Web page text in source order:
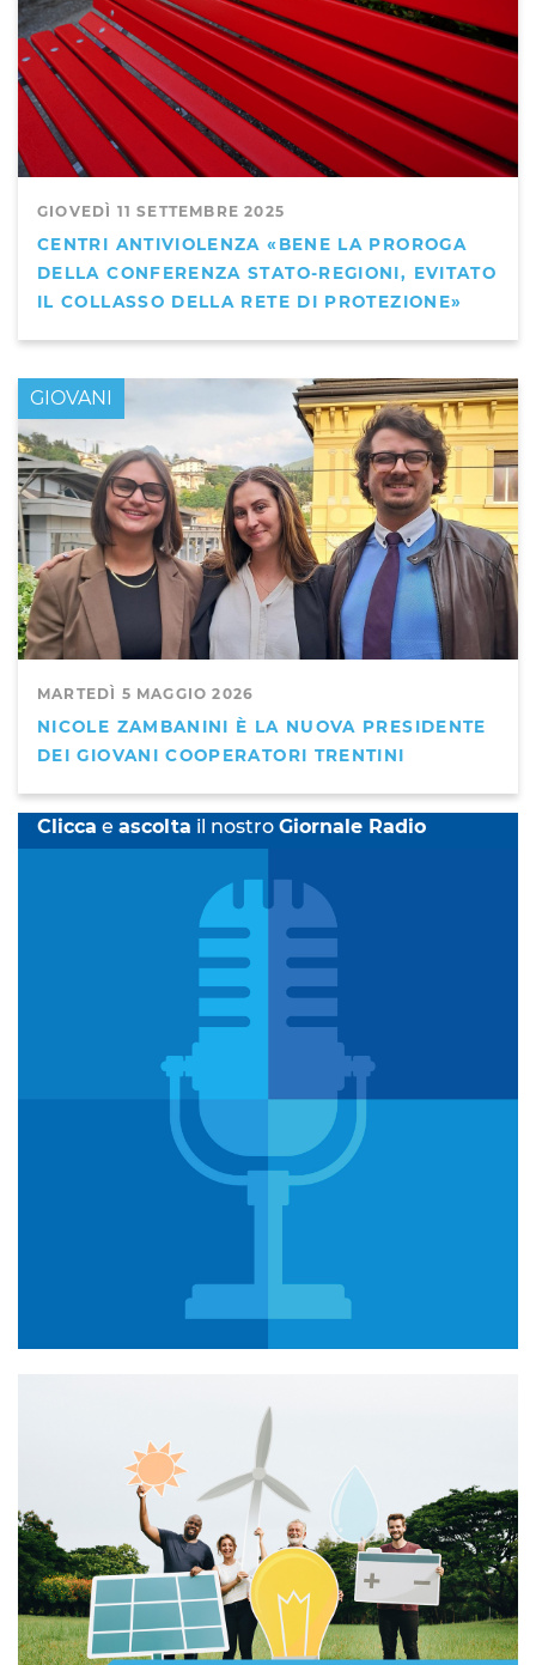
GIOVEDÌ 11 SETTEMBRE 2025
CENTRI ANTIVIOLENZA «BENE LA PROROGA
DELLA CONFERENZA STATO-REGIONI, EVITATO
IL COLLASSO DELLA RETE DI PROTEZIONE»
MARTEDÌ 5 MAGGIO 2026
NICOLE ZAMBANINI È LA NUOVA PRESIDENTE
DEI GIOVANI COOPERATORI TRENTINI
GIOVANI
Clicca e ascolta il nostro Giornale Radio